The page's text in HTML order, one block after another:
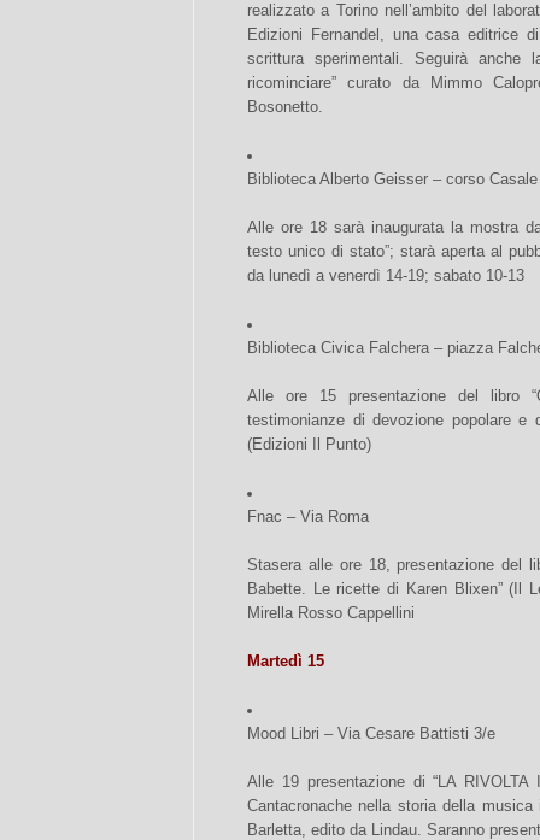
realizzato a Torino nell’ambito del
Edizioni Fernandel, una casa editrice
scrittura sperimentali. Seguirà anche
ricominciare” curato da Mimmo
Bosonetto.
Biblioteca Alberto Geisser – corso
Alle ore 18 sarà inaugurata la mostra
testo unico di stato”; starà aperta al
da lunedì a venerdì 14-19; sabato 10-13
Biblioteca Civica Falchera – piazza
Alle ore 15 presentazione del libro
testimonianze di devozione popolare e
(Edizioni Il Punto)
Fnac – Via Roma
Stasera alle ore 18, presentazione del
Babette. Le ricette di Karen Blixen” (Il
Mirella Rosso Cappellini
Martedì 15
Mood Libri – Via Cesare Battisti 3/e
Alle 19 presentazione di “LA
Cantacronache nella storia della
Barletta, edito da Lindau. Saranno